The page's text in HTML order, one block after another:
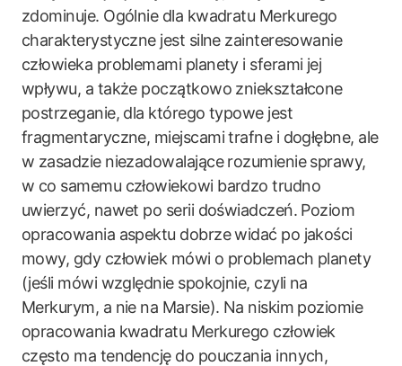
zdominuje. Ogólnie dla kwadratu Merkurego
charakterystyczne jest silne zainteresowanie
człowieka problemami planety i sferami jej
wpływu, a także początkowo zniekształcone
postrzeganie, dla którego typowe jest
fragmentaryczne, miejscami trafne i dogłębne, ale
w zasadzie niezadowalające rozumienie sprawy,
w co samemu człowiekowi bardzo trudno
uwierzyć, nawet po serii doświadczeń. Poziom
opracowania aspektu dobrze widać po jakości
mowy, gdy człowiek mówi o problemach planety
(jeśli mówi względnie spokojnie, czyli na
Merkurym, a nie na Marsie). Na niskim poziomie
opracowania kwadratu Merkurego człowiek
często ma tendencję do pouczania innych,